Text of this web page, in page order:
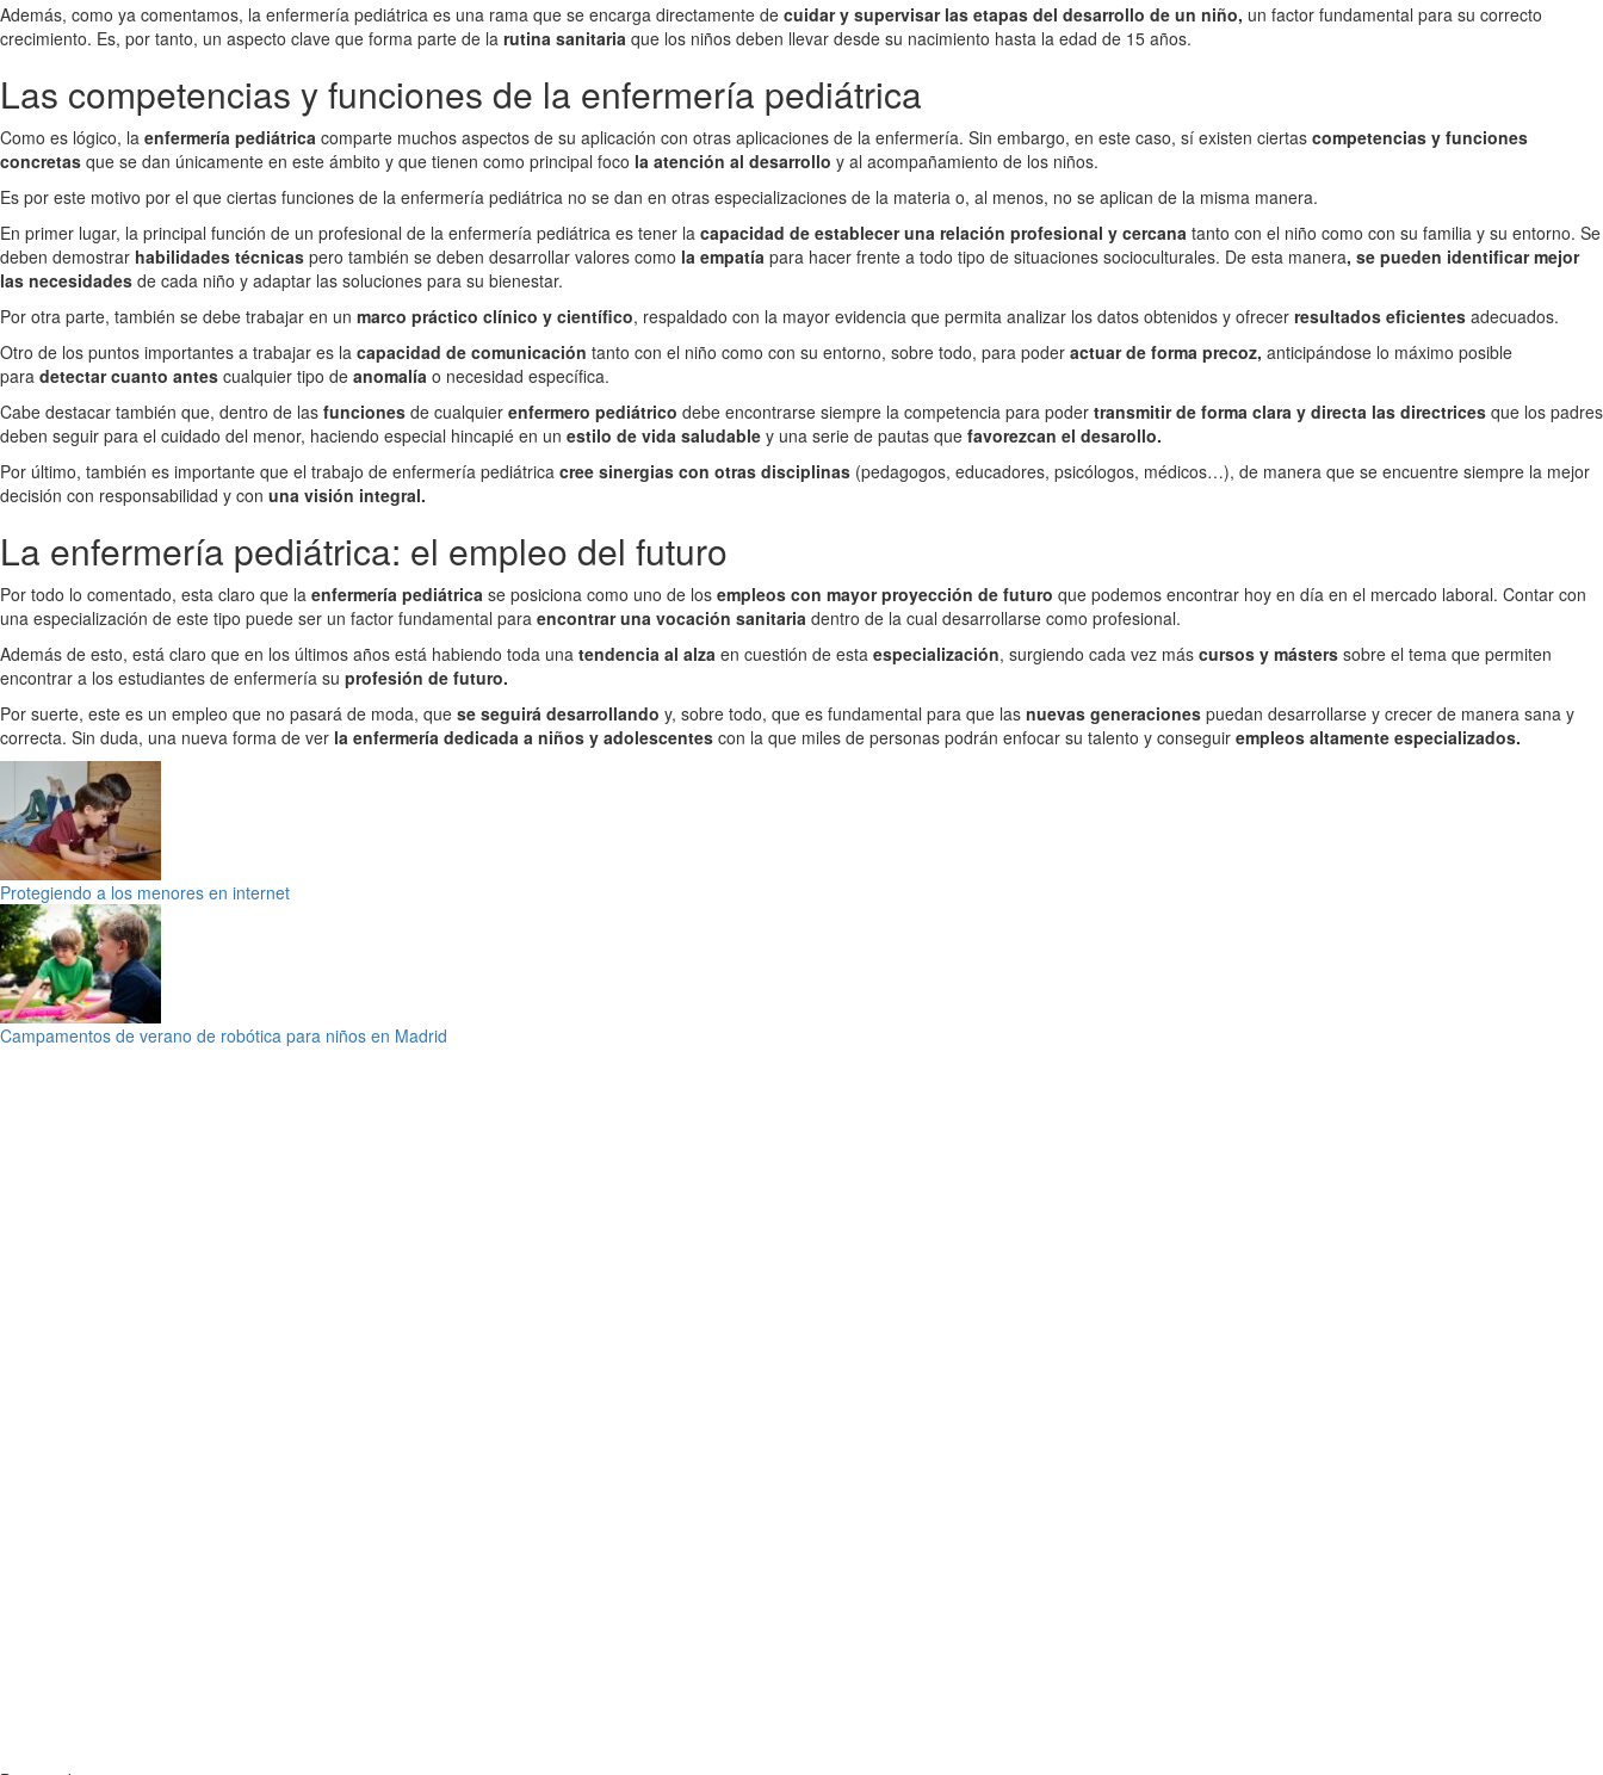
Además, como ya comentamos, la enfermería pediátrica es una rama que se encarga directamente de cuidar y supervisar las etapas del desarrollo de un niño, un factor fundamental para su correcto
crecimiento. Es, por tanto, un aspecto clave que forma parte de la rutina sanitaria que los niños deben llevar desde su nacimiento hasta la edad de 15 años.
Las competencias y funciones de la enfermería pediátrica
Como es lógico, la enfermería pediátrica comparte muchos aspectos de su aplicación con otras aplicaciones de la enfermería. Sin embargo, en este caso, sí existen ciertas competencias y funciones
concretas que se dan únicamente en este ámbito y que tienen como principal foco la atención al desarrollo y al acompañamiento de los niños.
Es por este motivo por el que ciertas funciones de la enfermería pediátrica no se dan en otras especializaciones de la materia o, al menos, no se aplican de la misma manera.
En primer lugar, la principal función de un profesional de la enfermería pediátrica es tener la capacidad de establecer una relación profesional y cercana tanto con el niño como con su familia y su entorno. Se
deben demostrar habilidades técnicas pero también se deben desarrollar valores como la empatía para hacer frente a todo tipo de situaciones socioculturales. De esta manera, se pueden identificar mejor
las necesidades de cada niño y adaptar las soluciones para su bienestar.
Por otra parte, también se debe trabajar en un marco práctico clínico y científico, respaldado con la mayor evidencia que permita analizar los datos obtenidos y ofrecer resultados eficientes adecuados.
Otro de los puntos importantes a trabajar es la capacidad de comunicación tanto con el niño como con su entorno, sobre todo, para poder actuar de forma precoz, anticipándose lo máximo posible
para detectar cuanto antes cualquier tipo de anomalía o necesidad específica.
Cabe destacar también que, dentro de las funciones de cualquier enfermero pediátrico debe encontrarse siempre la competencia para poder transmitir de forma clara y directa las directrices que los padres
deben seguir para el cuidado del menor, haciendo especial hincapié en un estilo de vida saludable y una serie de pautas que favorezcan el desarollo.
Por último, también es importante que el trabajo de enfermería pediátrica cree sinergias con otras disciplinas (pedagogos, educadores, psicólogos, médicos…), de manera que se encuentre siempre la mejor
decisión con responsabilidad y con una visión integral.
La enfermería pediátrica: el empleo del futuro
Por todo lo comentado, esta claro que la enfermería pediátrica se posiciona como uno de los empleos con mayor proyección de futuro que podemos encontrar hoy en día en el mercado laboral. Contar con
una especialización de este tipo puede ser un factor fundamental para encontrar una vocación sanitaria dentro de la cual desarrollarse como profesional.
Además de esto, está claro que en los últimos años está habiendo toda una tendencia al alza en cuestión de esta especialización, surgiendo cada vez más cursos y másters sobre el tema que permiten
encontrar a los estudiantes de enfermería su profesión de futuro.
Por suerte, este es un empleo que no pasará de moda, que se seguirá desarrollando y, sobre todo, que es fundamental para que las nuevas generaciones puedan desarrollarse y crecer de manera sana y
correcta. Sin duda, una nueva forma de ver la enfermería dedicada a niños y adolescentes con la que miles de personas podrán enfocar su talento y conseguir empleos altamente especializados.
Protegiendo a los menores en internet
Campamentos de verano de robótica para niños en Madrid